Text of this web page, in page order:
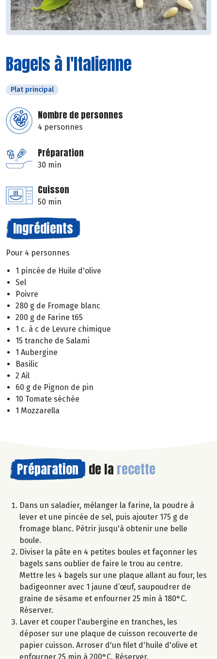
Bagels à l'Italienne
Plat principal
Nombre de personnes
4 personnes
Préparation
30 min
Cuisson
50 min
Ingrédients
Pour 4 personnes
1 pincée de Huile d'olive
Sel
Poivre
280 g de Fromage blanc
200 g de Farine t65
1 c. à c de Levure chimique
15 tranche de Salami
1 Aubergine
Basilic
2 Ail
60 g de Pignon de pin
10 Tomate séchée
1 Mozzarella
Préparation de la recette
Dans un saladier, mélanger la farine, la poudre à
lever et une pincée de sel, puis ajouter 175 g de
fromage blanc. Pétrir jusqu'à obtenir une belle
boule.
Diviser la pâte en 4 petites boules et façonner les
bagels sans oublier de faire le trou au centre.
Mettre les 4 bagels sur une plaque allant au four, les
badigeonner avec 1 jaune d’œuf, saupoudrer de
graine de sésame et enfourner 25 min à 180°C.
Réserver.
Laver et couper l'aubergine en tranches, les
déposer sur une plaque de cuisson recouverte de
papier cuisson. Arroser d'un filet d'huile d'olive et
enfourner 25 min à 200°C. Réserver.